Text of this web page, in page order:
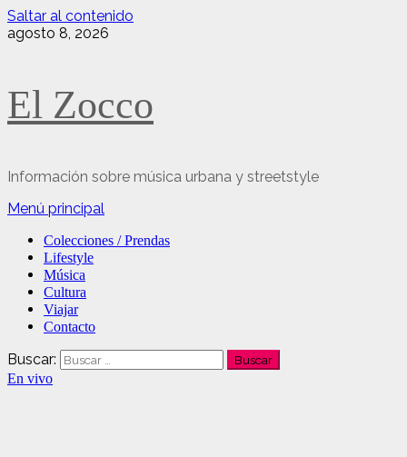
Saltar al contenido
agosto 8, 2026
El Zocco
Información sobre música urbana y streetstyle
Menú principal
Colecciones / Prendas
Lifestyle
Música
Cultura
Viajar
Contacto
Buscar:
En vivo